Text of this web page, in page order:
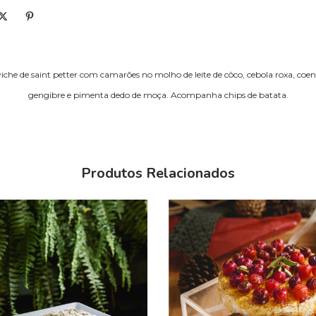
de saint petter com camarões no molho de leite de côco, cebola roxa,
gengibre e pimenta dedo de moça. Acompanha chips de batata.
Produtos Relacionados